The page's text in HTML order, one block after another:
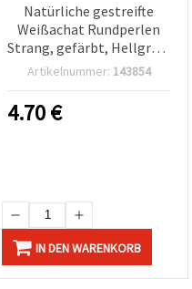
Natürliche gestreifte
Weißachat Rundperlen
Strang, gefärbt, Hellgrün,
10 mm, ca. 38 Stück
Artikelnummer: 143854
4.70€
IN DEN WARENKORB